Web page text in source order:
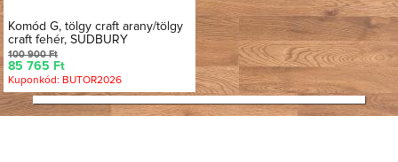
Komód G, tölgy craft arany/tölgy
craft fehér, SUDBURY
100 900 Ft
85 765 Ft
Kuponkód: BUTOR2026